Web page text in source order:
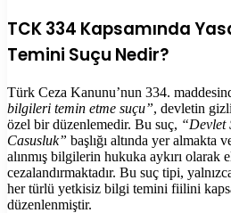
TCK 334 Kapsamında
Temini Suçu Nedir?
Türk Ceza Kanunu’nun 334.
bilgileri temin etme suçu”, devletin
özel bir düzenlemedir. Bu suç, “Devlet
Casusluk” başlığı altında yer almakta
alınmış bilgilerin hukuka aykırı olarak
cezalandırmaktadır. Bu suç tipi,
her türlü yetkisiz bilgi temini fiilini
düzenlenmiştir.